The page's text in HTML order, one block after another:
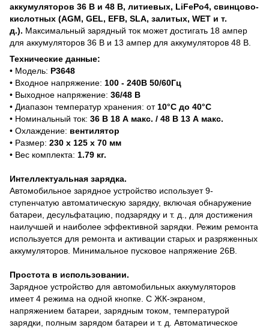
аккумуляторов 36 В и 48 В, литиевых, LiFePo4, свинцово-
кислотных (AGM, GEL, EFB, SLA, залитых, WET и т.
д.). Максимальный зарядный ток может достигать 18 ампер
для аккумуляторов 36 В и 13 ампер для аккумуляторов 48 В.
Технические данные:
• Модель: P3648
• Входное напряжение: 100 - 240В 50/60Гц
• Выходное напряжение: 36/48 В
• Диапазон температур хранения: от 10°C до 40°C
• Номинальный ток: 36 В 18 А макс. / 48 В 13 А макс.
• Охлаждение: вентилятор
• Размер: 230 х 125 х 70 мм
• Вес комплекта: 1.79 кг.
Интеллектуальная зарядка.
Автомобильное зарядное устройство использует 9-
ступенчатую автоматическую зарядку, включая обнаружение
батареи, десульфатацию, подзарядку и т. д., для достижения
наилучшей и наиболее эффективной зарядки. Режим ремонта
используется для ремонта и активации старых и разряженных
аккумуляторов. Минимальное пусковое напряжение 26В.
Простота в использовании.
Зарядное устройство для автомобильных аккумуляторов
имеет 4 режима на одной кнопке. С ЖК-экраном,
напряжением батареи, зарядным током, температурой
зарядки, полным зарядом батареи и т. д. Автоматическое